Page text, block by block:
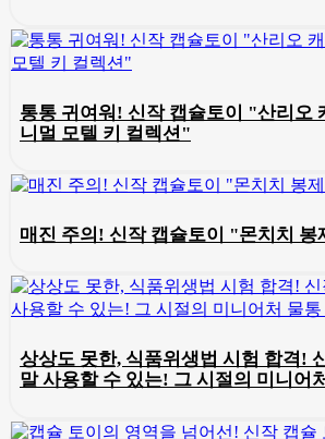
통통 귀여워! 신작 캡슐토이 "산리오
니멀 모텔 키 컬렉션"
매진 주의! 신작 캡슐토이 "몬치치 봉
상상도 못한, 식품위생법 시험 합격!
말 사용할 수 있는! 그 시절의 미니어